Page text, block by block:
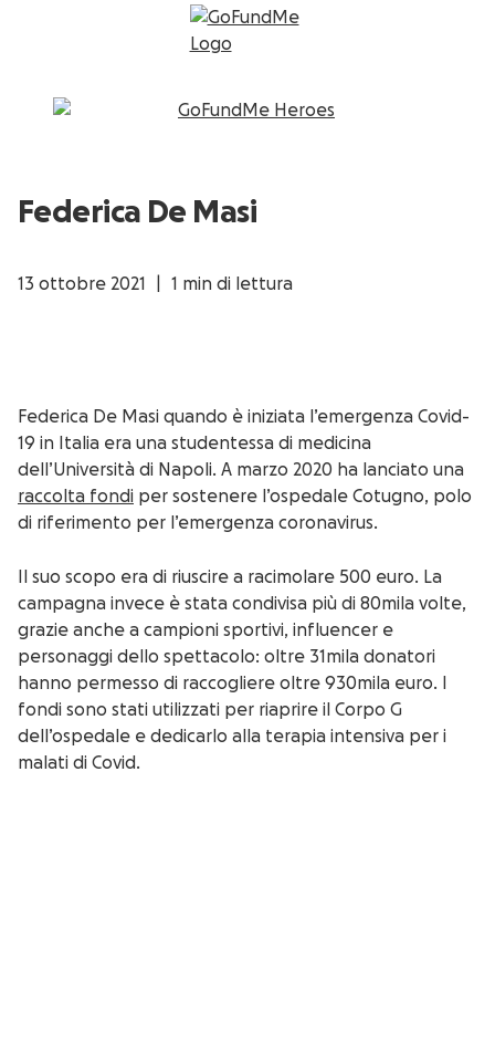
Federica De Masi
13 ottobre 2021 1 min di lettura
Federica De Masi quando è iniziata l’emergenza Covid-
19 in Italia era una studentessa di medicina
dell’Università di Napoli. A marzo 2020 ha lanciato una
raccolta fondi per sostenere l’ospedale Cotugno, polo
di riferimento per l’emergenza coronavirus.
Il suo scopo era di riuscire a racimolare 500 euro. La
campagna invece è stata condivisa più di 80mila volte,
grazie anche a campioni sportivi, influencer e
personaggi dello spettacolo: oltre 31mila donatori
hanno permesso di raccogliere oltre 930mila euro. I
fondi sono stati utilizzati per riaprire il Corpo G
dell’ospedale e dedicarlo alla terapia intensiva per i
malati di Covid.